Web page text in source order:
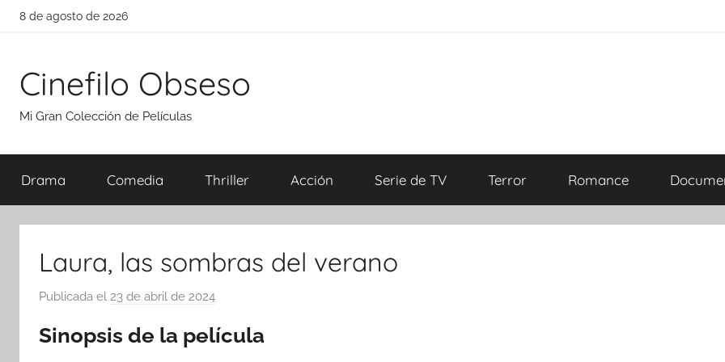
Saltar
8 de agosto de 2026
Cinefilo Obseso
Mi Gran Colección de Películas
Drama Comedia Thriller Acción Serie de TV Terror Romance
Laura, las sombras del verano
Publicada el 23 de abril de 2024
r
Sinopsis de la película